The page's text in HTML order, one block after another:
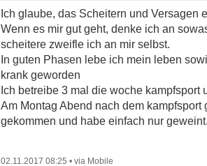
Ich glaube, das Scheitern und Versagen
Wenn es mir gut geht, denke ich an
scheitere zweifle ich an mir selbst.
In guten Phasen lebe ich mein leben
krank geworden
Ich betreibe 3 mal die woche
Am Montag Abend nach dem
gekommen und habe einfach nur
02.11.2017 08:25 •